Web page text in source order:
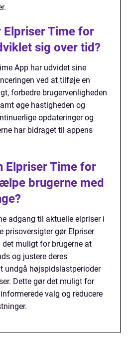
Elpriser Time for
sig over tid?
App har udvidet sine
ved at tilføje en
forbedre brugervenligheden
øge hastigheden og
opdateringer og
har bidraget til appens
Elpriser Time for
brugerne med
adgang til aktuelle elpriser i
prisoversigter gør Elpriser
muligt for brugerne at
og justere deres
undgå højspidslastperioder
Dette gør det muligt for
valg og reducere